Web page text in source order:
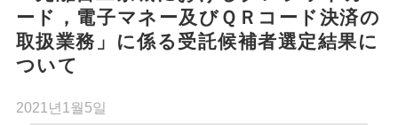
ード，電子マネー及びＱＲコード決済の
取扱業務」に係る受託候補者選定結果に
ついて
2021년1월5일